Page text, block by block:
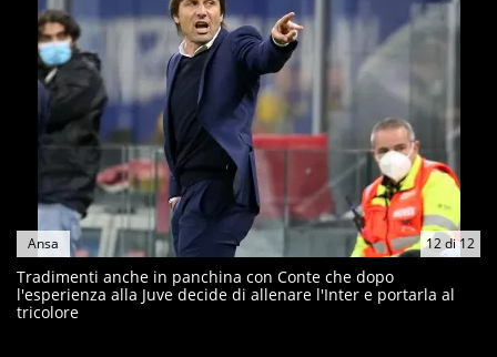
12di12
Ansa
Tradimenti anche in panchina con Conte che dopo
l'esperienza alla Juve decide di allenare l'Inter e portarla al
tricolore